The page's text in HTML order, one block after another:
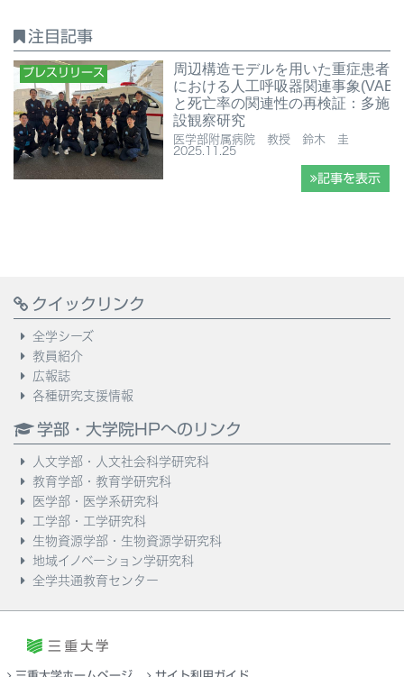
注目記事
プレスリリース
周辺構造モデルを用いた重症患者
における人工呼吸器関連事象(VAE)
と死亡率の関連性の再検証：多施
設観察研究
医学部附属病院 教授 鈴木 圭
2025.11.25
記事を表示
クイックリンク
全学シーズ
教員紹介
広報誌
各種研究支援情報
学部・大学院HPへのリンク
人文学部・人文社会科学研究科
教育学部・教育学研究科
医学部・医学系研究科
工学部・工学研究科
生物資源学部・生物資源学研究科
地域イノベーション学研究科
全学共通教育センター